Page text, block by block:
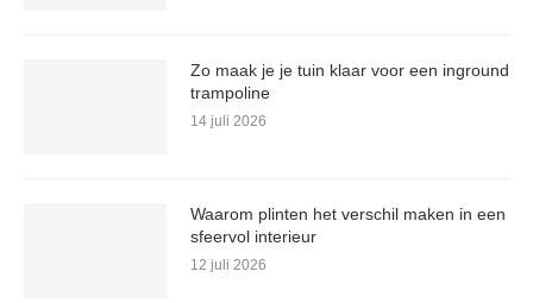
Zo maak je je tuin klaar voor een inground
trampoline
14 juli 2026
Waarom plinten het verschil maken in een
sfeervol interieur
12 juli 2026